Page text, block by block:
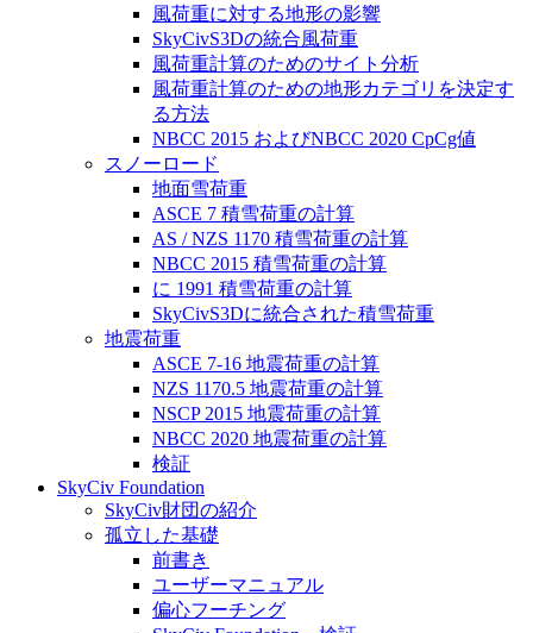
風荷重に対する地形の影響
SkyCivS3Dの統合風荷重
風荷重計算のためのサイト分析
風荷重計算のための地形カテゴリを決定す
る方法
NBCC 2015 およびNBCC 2020 CpCg値
スノーロード
地面雪荷重
ASCE 7 積雪荷重の計算
AS / NZS 1170 積雪荷重の計算
NBCC 2015 積雪荷重の計算
に 1991 積雪荷重の計算
SkyCivS3Dに統合された積雪荷重
地震荷重
ASCE 7-16 地震荷重の計算
NZS 1170.5 地震荷重の計算
NSCP 2015 地震荷重の計算
NBCC 2020 地震荷重の計算
検証
SkyCiv Foundation
SkyCiv財団の紹介
孤立した基礎
前書き
ユーザーマニュアル
偏心フーチング